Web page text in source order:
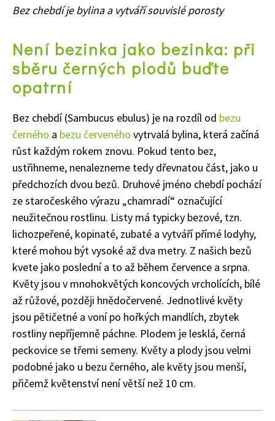
Bez chebdí je bylina a vytváří souvislé porosty
Není bezinka jako bezinka: při
sběru černých plodů buďte
opatrní
Bez chebdí (Sambucus ebulus) je na rozdíl od bezu
černého a bezu červeného vytrvalá bylina, která začíná
růst každým rokem znovu. Pokud tento bez,
ustřihneme, nenalezneme tedy dřevnatou část, jako u
předchozích dvou bezů. Druhové jméno chebdí pochází
ze staročeského výrazu „chamradí“ označující
neužitečnou rostlinu. Listy má typicky bezové, tzn.
lichozpeřené, kopinaté, zubaté a vytváří přímé lodyhy,
které mohou být vysoké až dva metry. Z našich bezů
kvete jako poslední a to až během července a srpna.
Květy jsou v mnohokvětých koncových vrcholících, bílé
až růžové, později hnědočervené. Jednotlivé květy
jsou pětičetné a voní po hořkých mandlích, zbytek
rostliny nepříjemně páchne. Plodem je lesklá, černá
peckovice se třemi semeny. Květy a plody jsou velmi
podobné jako u bezu černého, ale květy jsou menší,
přičemž květenství není větší než 10 cm.